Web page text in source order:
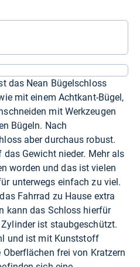
das Nean Bügelschloss
mit einem Achtkant-Bügel,
mit Werkzeugen
Bügeln. Nach
aber durchaus robust.
Gewicht nieder. Mehr als
worden und das ist vielen
unterwegs einfach zu viel.
Fahrrad zu Hause extra
kann das Schloss hierfür
ist staubgeschützt.
und ist mit Kunststoff
frei von Kratzern